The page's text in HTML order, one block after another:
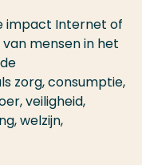
impact Internet of
mensen in het
zorg, consumptie,
veiligheid,
welzijn,